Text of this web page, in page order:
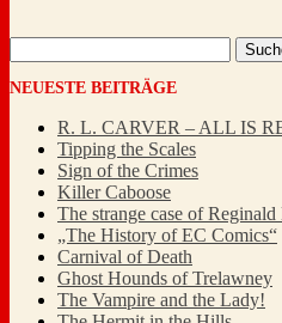
nach:
NEUESTE BEITRÄGE
R. L. CARVER – ALL IS
Tipping the Scales
Sign of the Crimes
Killer Caboose
The strange case of
„The History of EC Comics“
Carnival of Death
Ghost Hounds of Trelawney
The Vampire and the Lady!